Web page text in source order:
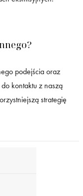
podejścia oraz
kontaktu z naszą
strategię